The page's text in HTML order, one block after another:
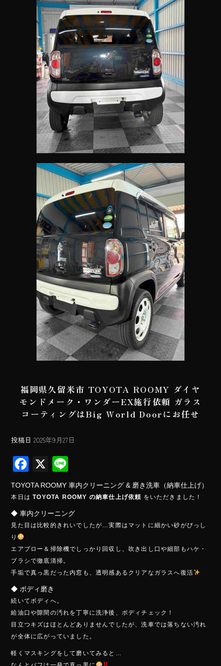
福岡県久留米市 TOYOTA ROOMY ダイヤ
モンドメーク・ワンダーEX施行依頼 ガラス
コーティングはBig World Doorにお任せ
投稿日 2025年9月27日
F
ac
e
b
o
ok
X
ne
TOYOTA ROOMY 車内クリーニング & 磨き洗車（納車仕上げ）
本日はTOYOTA ROOMY の納車仕上げ依頼 をいただきました！
◆ 車内クリーニング
見た目は比較的きれいでしたが…実際はマットに細かい砂がびっし
り
エアブロー＆掃除機でしっかり回収し、吹き出し口や細部もハケ・
ブラシで徹底清掃。
手垢で真っ黒だった内窓も、透明感あるクリアなガラスへ復活
◆ ボディ磨き
続いてボディへ。
給油口や隙間の汚れを丁寧に洗浄後、ボディチェック！
目立つキズはほとんどありませんでしたが、洗車では落ちない汚れ
が全体に広がっていました。
軽くマスキングをして磨いてみると…